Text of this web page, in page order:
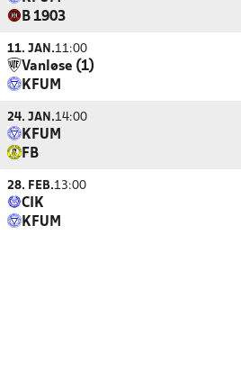
B 1903
11. JAN.11:00
Vanløse (1)
KFUM
24. JAN.14:00
KFUM
FB
28. FEB.13:00
CIK
KFUM